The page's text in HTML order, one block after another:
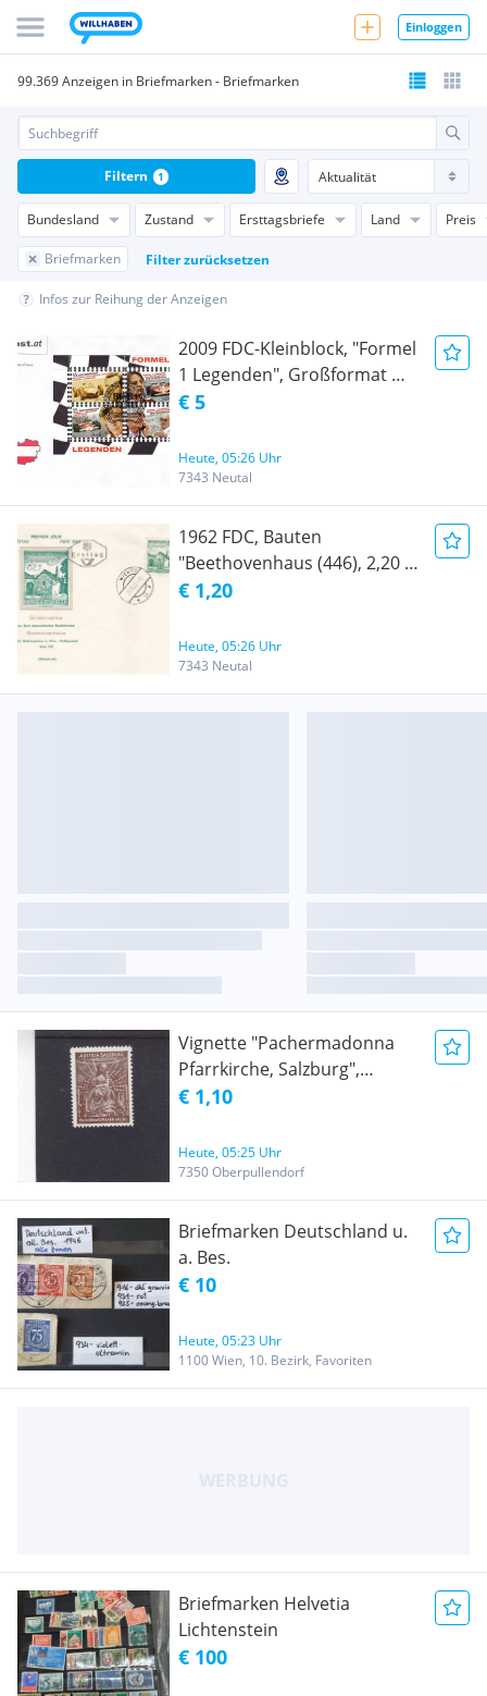
Einloggen
99.369 Anzeigen in Briefmarken - Briefmarken
Bundesland Zustand Ersttagsbriefe Land Preis
Briefmarken Filter zurücksetzen
Filtern 1
Infos zur Reihung der Anzeigen
2009 FDC-Kleinblock, "Formel
1 Legenden", Großformat m.
Sst. 1080 Wien, postfrisch, xx
€ 5
Heute, 05:26 Uhr
7343 Neutal
1962 FDC, Bauten
"Beethovenhaus (446), 2,20 S,
Wien", postfrisch, xx
€ 1,20
Heute, 05:26 Uhr
7343 Neutal
Vignette "Pachermadonna
Pfarrkirche, Salzburg",
postfrisch, xx
€ 1,10
Heute, 05:25 Uhr
7350 Oberpullendorf
Briefmarken Deutschland u.
a. Bes.
€ 10
Heute, 05:23 Uhr
1100 Wien, 10. Bezirk, Favoriten
Briefmarken Helvetia
Lichtenstein
€ 100